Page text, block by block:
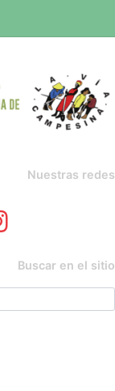
Nuestras redes
Buscar en el sitio